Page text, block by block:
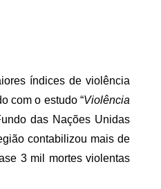
índices de violência
com o estudo “Violência
das Nações Unidas
contabilizou mais de
3 mil mortes violentas